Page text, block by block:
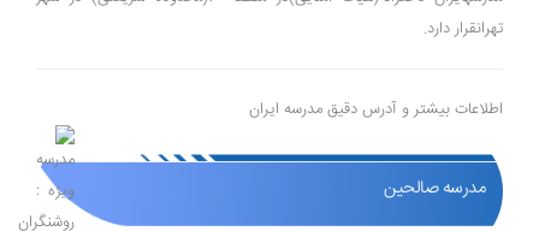
تهرانقرار دارد.
اطلاعات بیشتر و آدرس دقیق مدرسه ایران
مدرسه صالحین